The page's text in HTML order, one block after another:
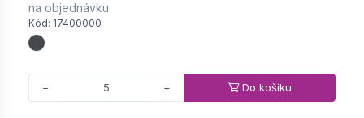
na objednávku
Kód: 17400000
− + Do košíku